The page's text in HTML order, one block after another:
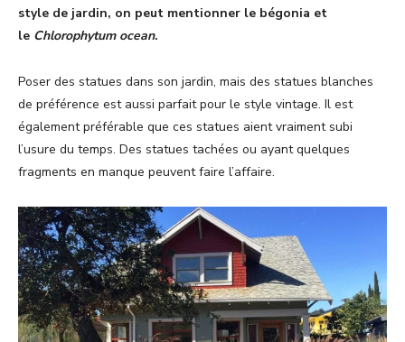
style de jardin, on peut mentionner le bégonia et
le Chlorophytum ocean.
Poser des statues dans son jardin, mais des statues blanches
de préférence est aussi parfait pour le style vintage. Il est
également préférable que ces statues aient vraiment subi
l’usure du temps. Des statues tachées ou ayant quelques
fragments en manque peuvent faire l’affaire.